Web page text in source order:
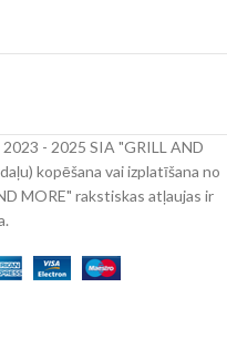
- 2025 SIA "GRILL AND
kopēšana vai izplatīšana no
MORE" rakstiskas atļaujas ir